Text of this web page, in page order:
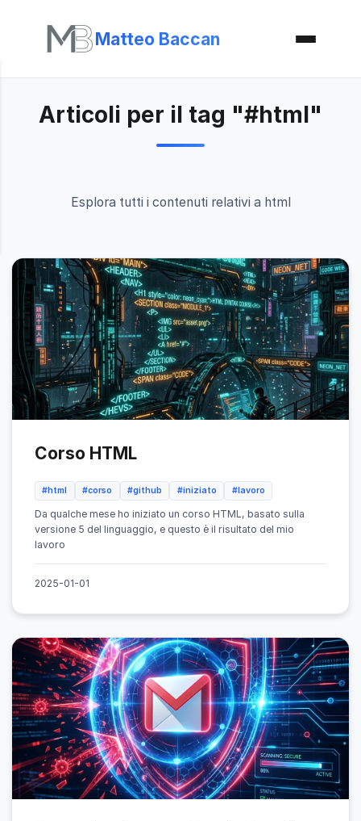
Matteo Baccan
Articoli per il tag "#html"
Esplora tutti i contenuti relativi a html
Corso HTML
#html #corso #github #iniziato #lavoro
Da qualche mese ho iniziato un corso HTML, basato sulla
versione 5 del linguaggio, e questo è il risultato del mio
lavoro
2025-01-01